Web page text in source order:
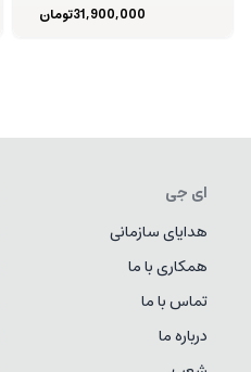
31,900,000تومان
ای جی
هدایای سازمانی
همکاری با ما
تماس با ما
درباره ما